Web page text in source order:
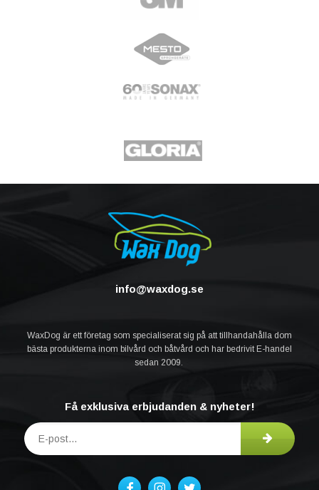
info@waxdog.se
WaxDog är ett företag som specialiserat sig på att tillhandahålla dom
bästa produkterna inom bilvård och båtvård och har bedrivit E-handel
sedan 2009.
Få exklusiva erbjudanden & nyheter!